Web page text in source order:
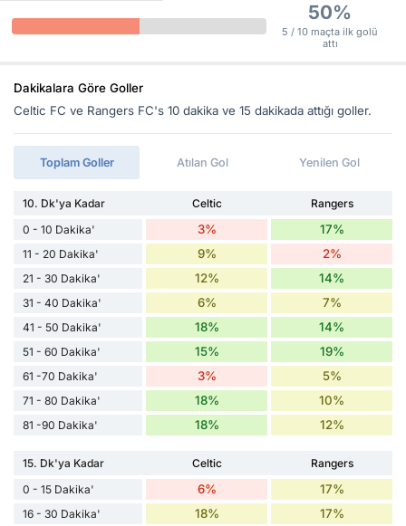
50%
5 / 10 maçta ilk golü
attı
Dakikalara Göre Goller
Celtic FC ve Rangers FC's 10 dakika ve 15 dakikada attığı goller.
Toplam Goller Atılan Gol Yenilen Gol
10. Dk'ya Kadar Celtic
Rangers
0 - 10 Dakika'
3% 17%
11 - 20 Dakika' 9% 2%
21 - 30 Dakika' 12% 14%
31 - 40 Dakika' 6% 7%
41 - 50 Dakika' 18% 14%
51 - 60 Dakika' 15% 19%
61 -70 Dakika' 3% 5%
71 - 80 Dakika' 18% 10%
81 -90 Dakika' 18% 12%
15. Dk'ya Kadar Celtic
Rangers
0 - 15 Dakika'
6% 17%
16 - 30 Dakika' 18% 17%